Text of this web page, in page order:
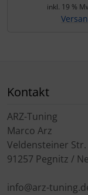
inkl. 19 %
Kontakt
ARZ-Tuning
Marco Arz
Veldensteiner Str.
91257 Pegnitz /
info@arz-